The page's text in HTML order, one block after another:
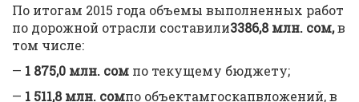
По итогам 2015 года объемы выполненных работ
по дорожной отрасли составили3386,8млн. сом,в
том числе:
— 1 875,0 млн. сом по текущему бюджету;
— 1 511,8млн. сомпо объектамгоскапвложений, в